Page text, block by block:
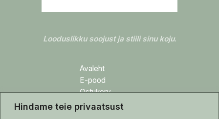
Hindame teie privaatsust
Looduslikku soojust ja stiili sinu koju.
Avaleht
E-pood
Ostukorv
Kassa